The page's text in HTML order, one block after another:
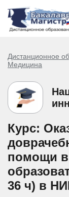
Дистанционное
Медицина
Курс:
помощи
36 ч) в